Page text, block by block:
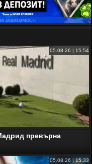
05.08.26 | 15:54
превърна
05.08.26 | 15:33